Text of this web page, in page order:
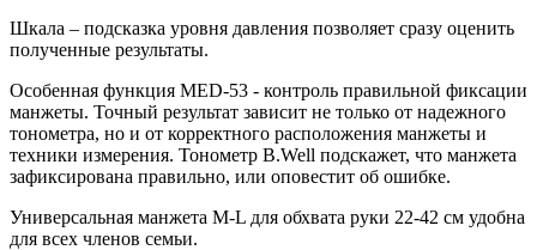
Шкала – подсказка уровня давления позволяет сразу оценить
полученные результаты.
Особенная функция MED-53 - контроль правильной фиксации
манжеты. Точный результат зависит не только от надежного
тонометра, но и от корректного расположения манжеты и
техники измерения. Тонометр B.Well подскажет, что манжета
зафиксирована правильно, или оповестит об ошибке.
Универсальная манжета M-L для обхвата руки 22-42 см удобна
для всех членов семьи.